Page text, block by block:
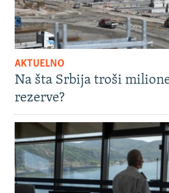
AKTUELNO
Na šta Srbija troši
rezerve?